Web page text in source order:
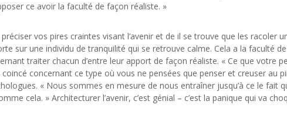
ce avoir la faculté de façon réaliste. »
vos pires craintes visant l’avenir et de il se trouve que les racoler
sur une individu de tranquilité qui se retrouve calme. Cela a la faculté
traiter chacun d’entre leur apport de façon réaliste. « Ce que votre
coincé concernant ce type où vous ne pensées que penser et creuser au
« Nous sommes en mesure de nous entraîner jusqu’à ce le fait
cela. » Architecturer l’avenir, c’est génial – c’est la panique qui va